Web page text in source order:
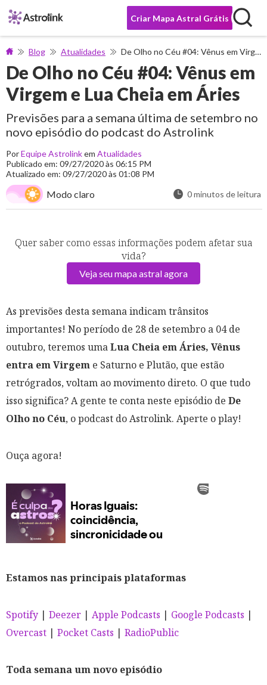
Criar Mapa Astral Grátis
Blog Atualidades De Olho no Céu #04: Vênus em Virgem e Lua Cheia em Áries
De Olho no Céu #04: Vênus em
Virgem e Lua Cheia em Áries
Previsões para a semana última de setembro no
novo episódio do podcast do Astrolink
PorEquipe Astrolinkem Atualidades
Publicado em: 09/27/2020 às 06:15 PM
Atualizado em: 09/27/2020 às 01:08 PM
Modo claro 0 minutos de leitura
Quer saber como essas informações podem afetar sua
vida?
Veja seu mapa astral agora
As previsões desta semana indicam trânsitos
importantes! No período de 28 de setembro a 04 de
outubro, teremos umaLua Cheia em Áries, Vênus
entra em Virgem e Saturno e Plutão, que estão
retrógrados, voltam ao movimento direto. O que tudo
isso significa? A gente te conta neste episódio de De
Olho no Céu, o podcast do Astrolink. Aperte o play!
Ouça agora!
Estamos nas principais plataformas
Spotify | Deezer | Apple Podcasts | Google Podcasts |
Overcast | Pocket Casts | RadioPublic
Toda semana um novo episódio